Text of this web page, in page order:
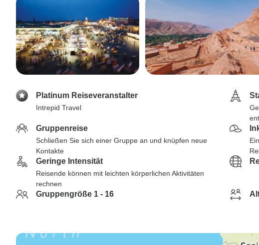
Platinum Reiseveranstalter
Intrepid Travel
Gruppenreise
Schließen Sie sich einer Gruppe an und knüpfen neue
Kontakte
Geringe Intensität
Reisende können mit leichten körperlichen Aktivitäten
rechnen
Gruppengröße 1 - 16